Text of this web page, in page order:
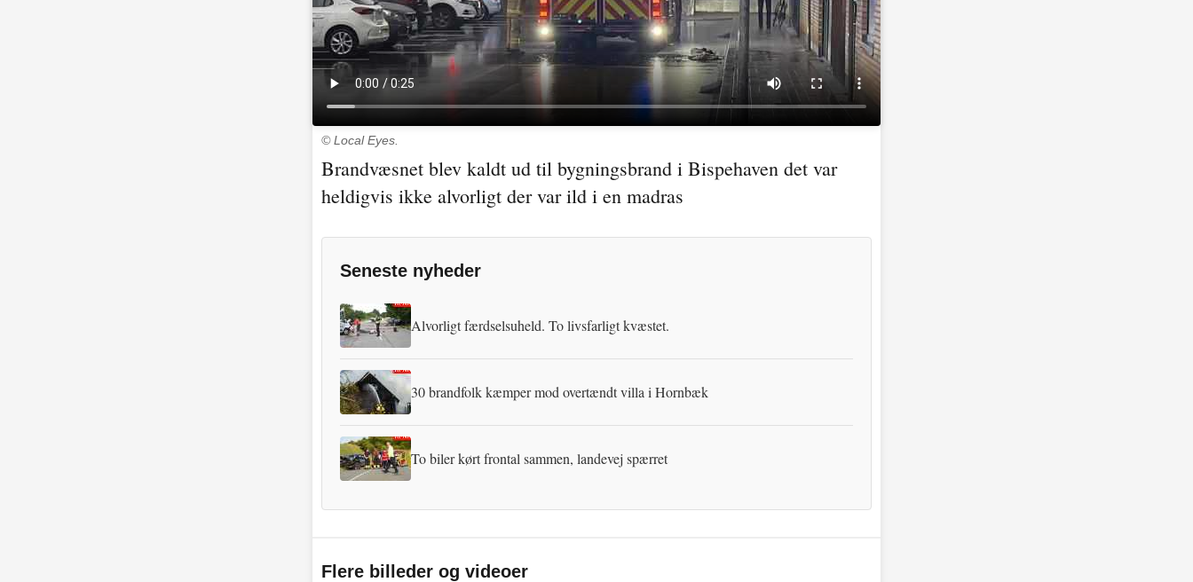
© Local Eyes.
Brandvæsnet blev kaldt ud til bygningsbrand i Bispehaven det var
heldigvis ikke alvorligt der var ild i en madras
Seneste nyheder
Alvorligt færdselsuheld. To livsfarligt kvæstet.
30 brandfolk kæmper mod overtændt villa i Hornbæk
To biler kørt frontal sammen, landevej spærret
Flere billeder og videoer